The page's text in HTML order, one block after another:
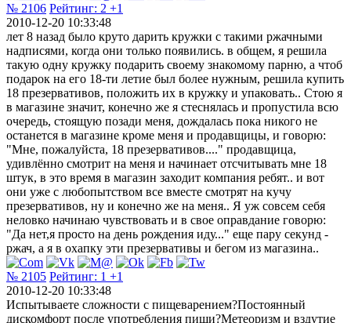
№ 2106 Рейтинг: 2 +1
2010-12-20 10:33:48
лет 8 назад было круто дарить кружки с такими ржачными
надписями, когда они только появились. в общем, я решила
такую одну кружку подарить своему знакомому парню, а чтоб
подарок на его 18-ти летие был более нужным, решила купить
18 презервативов, положить их в кружку и упаковать.. Стою я
в магазине значит, конечно же я стеснялась и пропустила всю
очередь, стоящую позади меня, дождалась пока никого не
останется в магазине кроме меня и продавщицы, и говорю:
"Мне, пожалуйста, 18 презервативов...." продавщица,
удивлённо смотрит на меня и начинает отсчитывать мне 18
штук, в это время в магазин заходит компания ребят.. и вот
они уже с любопытством все вместе смотрят на кучу
презервативов, ну и конечно же на меня.. Я уж совсем себя
неловко начинаю чувствовать и в свое оправдание говорю:
"Да нет,я просто на день рождения иду..." еще пару секунд -
ржач, а я в охапку эти презервативы и бегом из магазина..
№ 2105 Рейтинг: 1 +1
2010-12-20 10:33:48
Испытываете сложности с пищеварением?Постоянный
дискомфорт после употребления пищи?Метеоризм и вздутие